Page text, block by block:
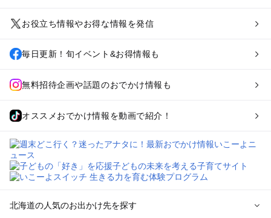
お役立ち情報やお得な情報を発信
毎日更新！旬イベント&お得情報も
無料招待企画や話題のおでかけ情報も
オススメおでかけ情報を動画で紹介！
北海道の人気のお出かけ先を探す